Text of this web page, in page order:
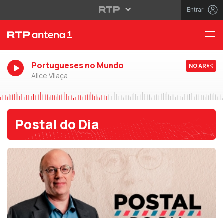
Entrar
Portugueses no Mundo
Alice Vilaça
NO AR
Postal do Dia